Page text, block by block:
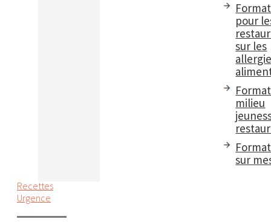
pour
sur les
milieu
sur
Recettes
Urgence